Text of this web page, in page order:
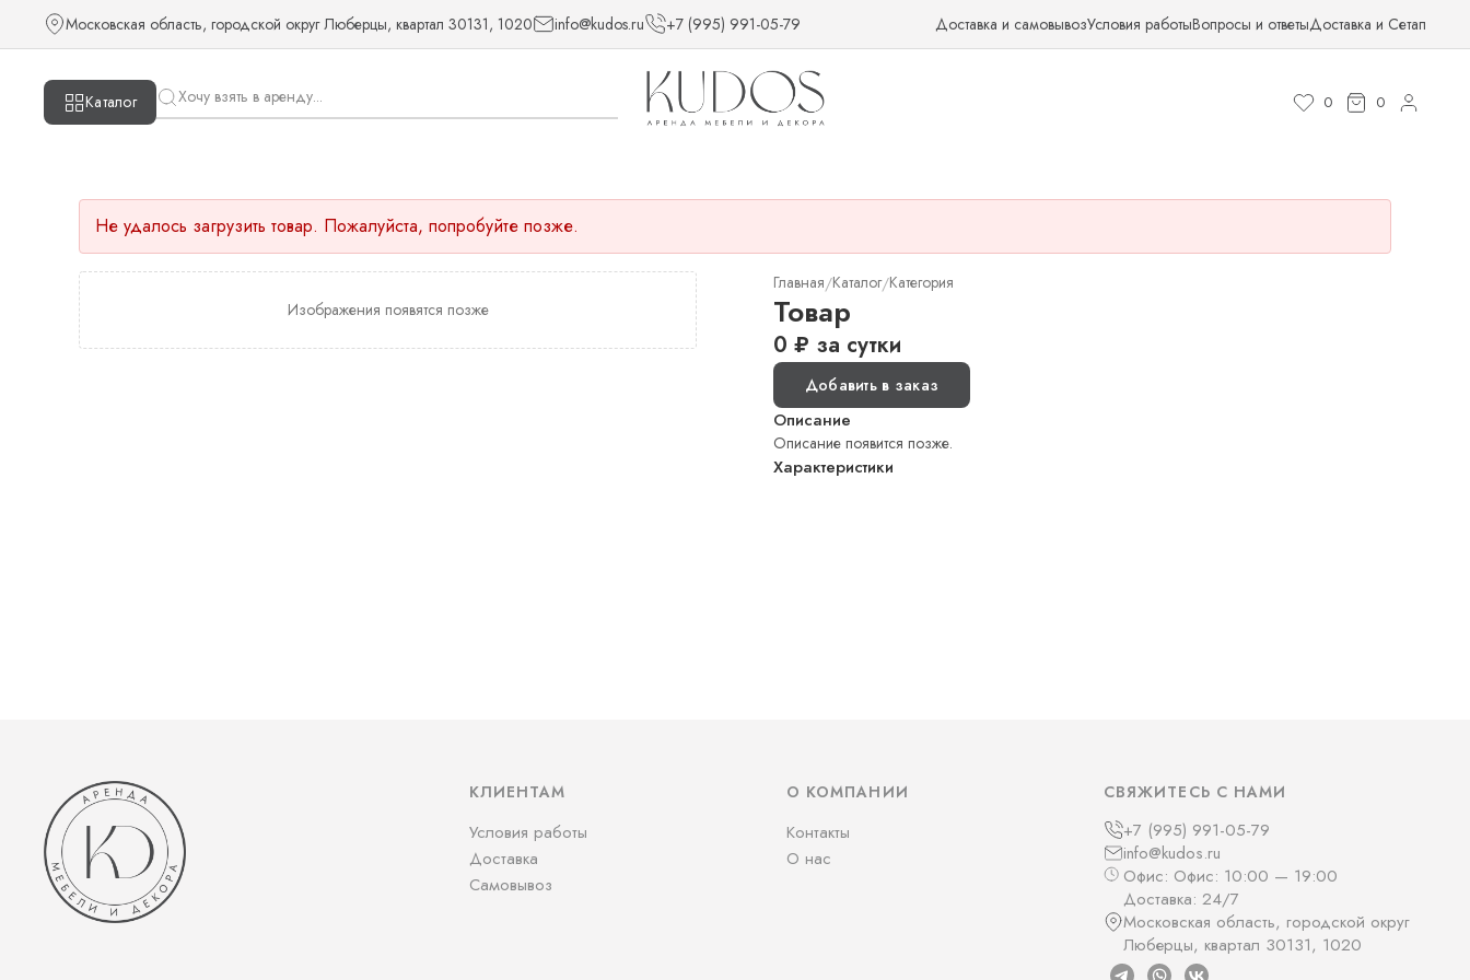
Московская область, городской округ Люберцы, квартал 30131, 1020 info@kudos.ru +7 (995) 991-05-79 Доставка и самовывозУсловия работыВопросы и ответыДоставка и Сетап
Каталог 0 0
Не удалось загрузить товар. Пожалуйста, попробуйте позже.
Изображения появятся позже
Главная/Каталог/Категория
Товар
0 ₽ за сутки
Добавить в заказ
Описание
Описание появится позже.
Характеристики
КЛИЕНТАМ
Условия работы
Доставка
Самовывоз
О КОМПАНИИ
Контакты
О нас
СВЯЖИТЕСЬ С НАМИ
+7 (995) 991-05-79
info@kudos.ru
Офис: Офис: 10:00 — 19:00
Доставка: 24/7
Московская область, городской округ
Люберцы, квартал 30131, 1020